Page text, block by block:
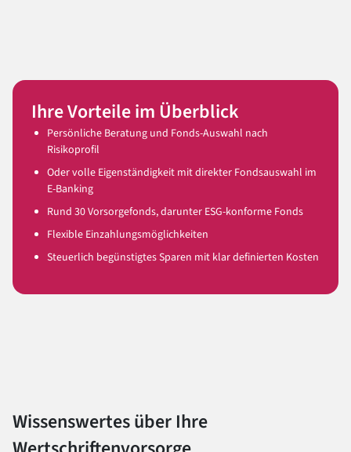
Ihre Vorteile im Überblick
Persönliche Beratung und Fonds-Auswahl nach
Risikoprofil
Oder volle Eigenständigkeit mit direkter Fondsauswahl im
E-Banking
Rund 30 Vorsorgefonds, darunter ESG-konforme Fonds
Flexible Einzahlungsmöglichkeiten
Steuerlich begünstigtes Sparen mit klar definierten Kosten
Wissenswertes über Ihre